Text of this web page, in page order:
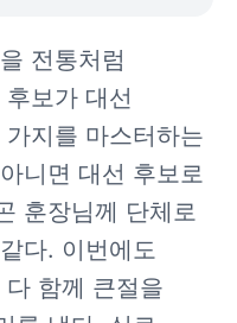
전통처럼
보가 대선
지를 마스터하는
니면 대선 후보로
훈장님께 단체로
다. 이번에도
함께 큰절을